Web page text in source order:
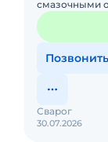
смазочными
фронтальных
нагрузки при
Позвонить
30.07.2026
Сварог